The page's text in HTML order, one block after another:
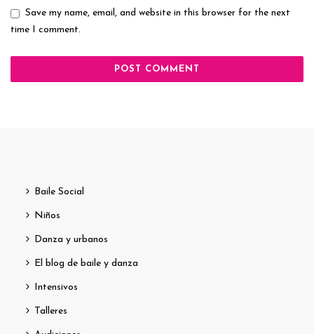
Save my name, email, and website in this browser for the next
time I comment.
Baile Social
Niños
Danza y urbanos
El blog de baile y danza
Intensivos
Talleres